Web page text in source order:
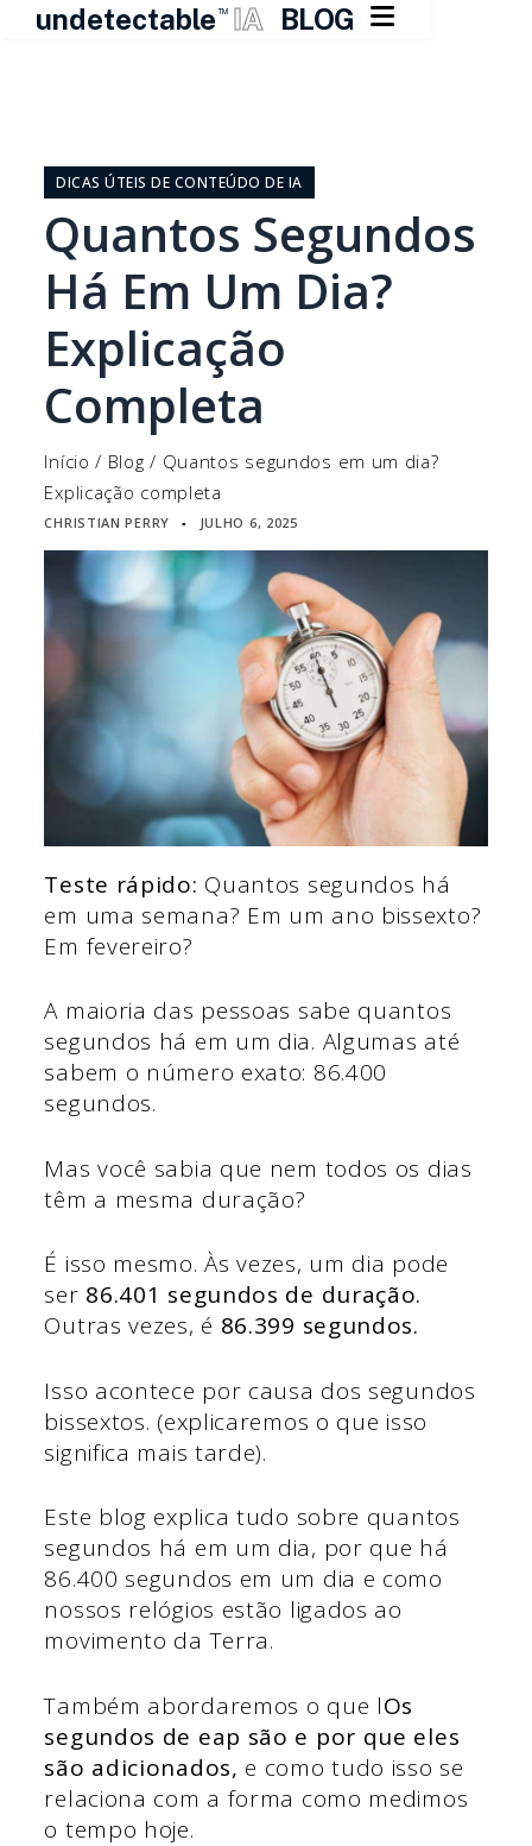
undetectable TM IA BLOG 
conteúdo
DICAS ÚTEIS DE CONTEÚDO DE IA
Quantos Segundos
Há Em Um Dia?
Explicação
Completa
Início / Blog / Quantos segundos em um dia?
Explicação completa
CHRISTIAN PERRY ▪ JULHO 6, 2025
Teste rápido: Quantos segundos há
em uma semana? Em um ano bissexto?
Em fevereiro?
A maioria das pessoas sabe quantos
segundos há em um dia. Algumas até
sabem o número exato: 86.400
segundos.
Mas você sabia que nem todos os dias
têm a mesma duração?
É isso mesmo. Às vezes, um dia pode
ser 86.401 segundos de duração.
Outras vezes, é 86.399 segundos.
Isso acontece por causa dos segundos
bissextos. (explicaremos o que isso
significa mais tarde).
Este blog explica tudo sobre quantos
segundos há em um dia, por que há
86.400 segundos em um dia e como
nossos relógios estão ligados ao
movimento da Terra.
Também abordaremos o que lOs
segundos de eap são e por que eles
são adicionados, e como tudo isso se
relaciona com a forma como medimos
o tempo hoje.